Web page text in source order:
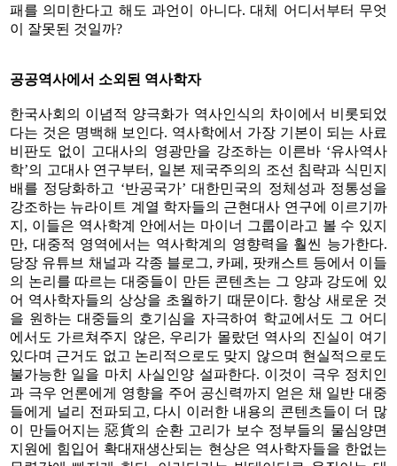
패를 의미한다고 해도 과언이 아니다. 대체 어디서부터 무엇
이 잘못된 것일까?
공공역사에서 소외된 역사학자
한국사회의 이념적 양극화가 역사인식의 차이에서 비롯되었
다는 것은 명백해 보인다. 역사학에서 가장 기본이 되는 사료
비판도 없이 고대사의 영광만을 강조하는 이른바 ‘유사역사
학’의 고대사 연구부터, 일본 제국주의의 조선 침략과 식민지
배를 정당화하고 ‘반공국가’ 대한민국의 정체성과 정통성을
강조하는 뉴라이트 계열 학자들의 근현대사 연구에 이르기까
지, 이들은 역사학계 안에서는 마이너 그룹이라고 볼 수 있지
만, 대중적 영역에서는 역사학계의 영향력을 훨씬 능가한다.
당장 유튜브 채널과 각종 블로그, 카페, 팟캐스트 등에서 이들
의 논리를 따르는 대중들이 만든 콘텐츠는 그 양과 강도에 있
어 역사학자들의 상상을 초월하기 때문이다. 항상 새로운 것
을 원하는 대중들의 호기심을 자극하여 학교에서도 그 어디
에서도 가르쳐주지 않은, 우리가 몰랐던 역사의 진실이 여기
있다며 근거도 없고 논리적으로도 맞지 않으며 현실적으로도
불가능한 일을 마치 사실인양 설파한다. 이것이 극우 정치인
과 극우 언론에게 영향을 주어 공신력까지 얻은 채 일반 대중
들에게 널리 전파되고, 다시 이러한 내용의 콘텐츠들이 더 많
이 만들어지는 惡貨의 순환 고리가 보수 정부들의 물심양면
지원에 힘입어 확대재생산되는 현상은 역사학자들을 한없는